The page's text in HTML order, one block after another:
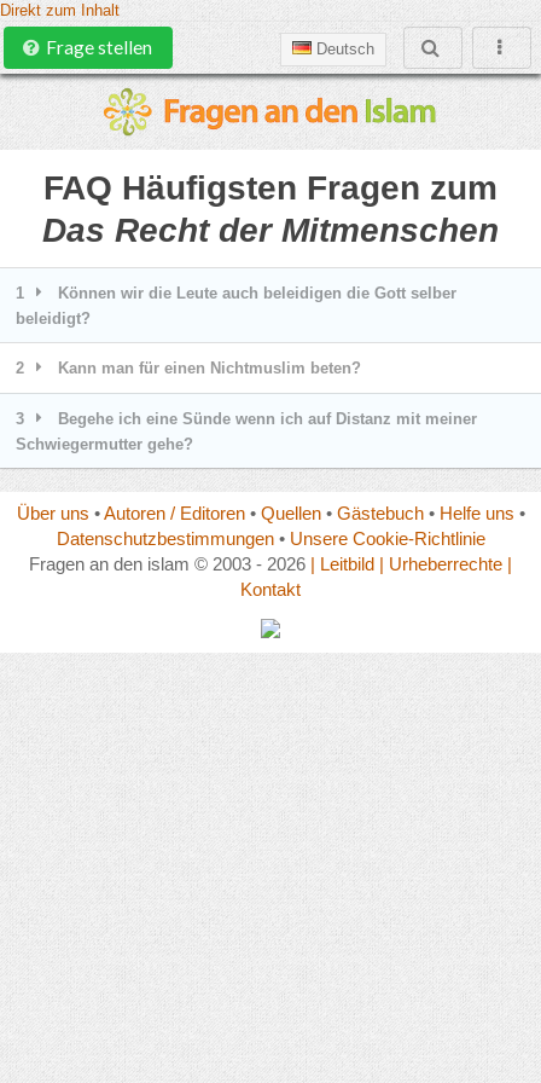
Direkt zum Inhalt
Deutsch
Frage stellen
FAQ Häufigsten Fragen zum
Das Recht der Mitmenschen
1
Können wir die Leute auch beleidigen die Gott selber
beleidigt?
2 Kann man für einen Nichtmuslim beten?
3
Begehe ich eine Sünde wenn ich auf Distanz mit meiner
Schwiegermutter gehe?
Über uns •Autoren / Editoren• Quellen• Gästebuch• Helfe uns •
Datenschutzbestimmungen• Unsere Cookie-Richtlinie
Fragen an den islam © 2003 - 2026
| Leitbild | Urheberrechte
Kontakt